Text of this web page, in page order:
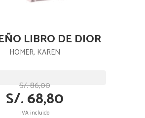
LIBRO DE DIOR
HOMER, KAREN
S/. 86,00
S/. 68,80
IVA incluido